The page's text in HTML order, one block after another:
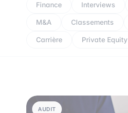
Finance Interviews
M&A Classements
Carrière Private Equity
AUDIT